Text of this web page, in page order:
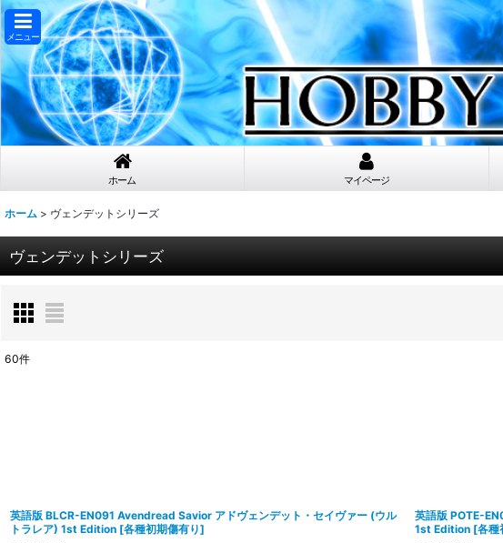
メニュー
ホーム マイページ
ホーム > ヴェンデットシリーズ
ヴェンデットシリーズ
60件
英語版 BLCR-EN091 Avendread Savior アドヴェンデット・セイヴァー (ウル
トラレア) 1st Edition [各種初期傷有り]
英語版 POTE-
1st Edition [各種